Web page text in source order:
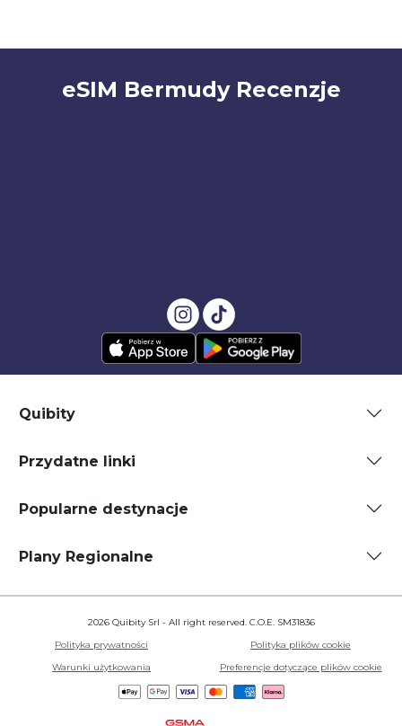
eSIM Bermudy Recenzje
Quibity
Przydatne linki
Popularne destynacje
Plany Regionalne
2026 Quibity Srl - All right reserved. C.O.E. SM31836
Polityka prywatności
Polityka plików cookie
Warunki użytkowania
Preferencje dotyczące plików cookie